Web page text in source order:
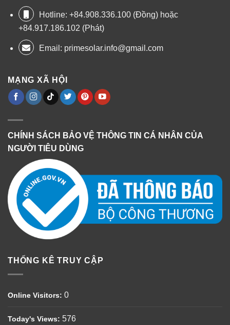
Hotline: +84.908.336.100 (Đồng) hoặc
+84.917.186.102 (Phát)
Email: primesolar.info@gmail.com
MẠNG XÃ HỘI
CHÍNH SÁCH BẢO VỆ THÔNG TIN CÁ NHÂN CỦA
NGƯỜI TIÊU DÙNG
THỐNG KÊ TRUY CẬP
Online Visitors: 0
Today's Views: 576